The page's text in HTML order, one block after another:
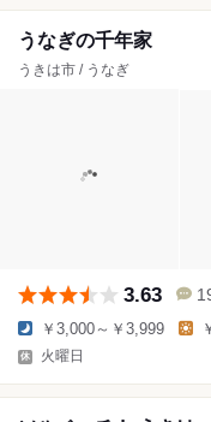
うなぎの千年家
うきは市 / うなぎ
3.63
￥3,000～￥3,999
火曜日